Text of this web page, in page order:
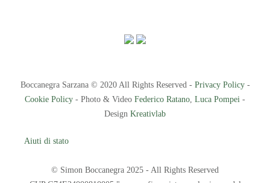
Boccanegra Sarzana © 2020 All Rights Reserved - Privacy Policy-
Cookie Policy - Photo & Video Federico Ratano, Luca Pompei -
Design Kreativlab
Aiuti di stato
© Simon Boccanegra 2025 - All Rights Reserved